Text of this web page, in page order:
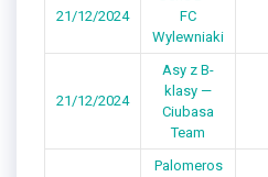
21/12/2024
FC
Wylewniaki
21/12/2024
Asy z B-
klasy —
Ciubasa
Team
Palomeros